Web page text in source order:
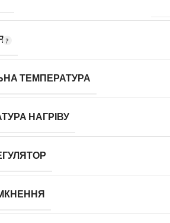
ТЕМПЕРАТУРА
НАГРІВУ